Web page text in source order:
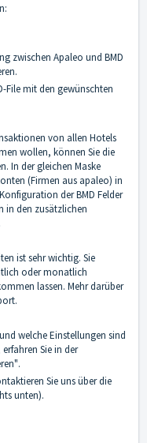
zwischen Apaleo und BMD
File mit den gewünschten
von allen Hotels
wollen, können Sie die
In der gleichen Maske
(Firmen aus apaleo) in
Konfiguration der BMD Felder
in den zusätzlichen
ist sehr wichtig. Sie
oder monatlich
lassen. Mehr darüber
.
welche Einstellungen sind
Sie in der
.
Sie uns über die
unten).